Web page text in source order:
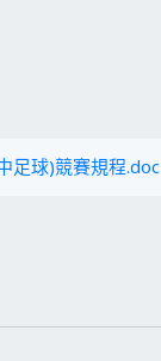
足球)競賽規程.doc